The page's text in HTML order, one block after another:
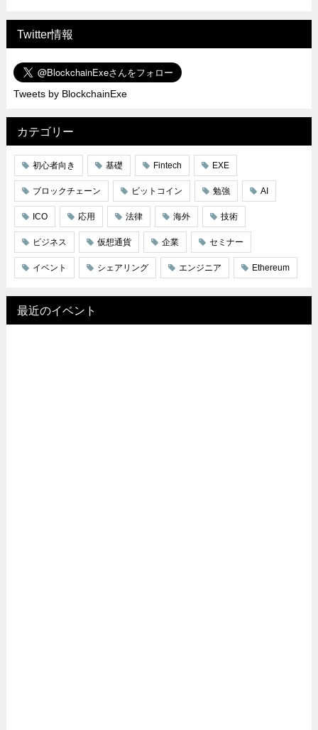
Twitter情報
Tweets by BlockchainExe
カテゴリー
初心者向き 基礎 Fintech EXE
ブロックチェーン ビットコイン 勉強 AI
ICO 応用 法律 海外 技術
ビジネス 仮想通貨 企業 セミナー
イベント シェアリング エンジニア Ethereum
最近のイベント